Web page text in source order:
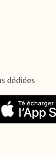
dédiées